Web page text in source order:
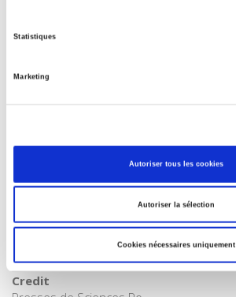
Statistiques
Marketing
Autoriser tous les cookies
Autoriser la sélection
Cookies nécessaires uniquement
Onix Audience Codes
Credit